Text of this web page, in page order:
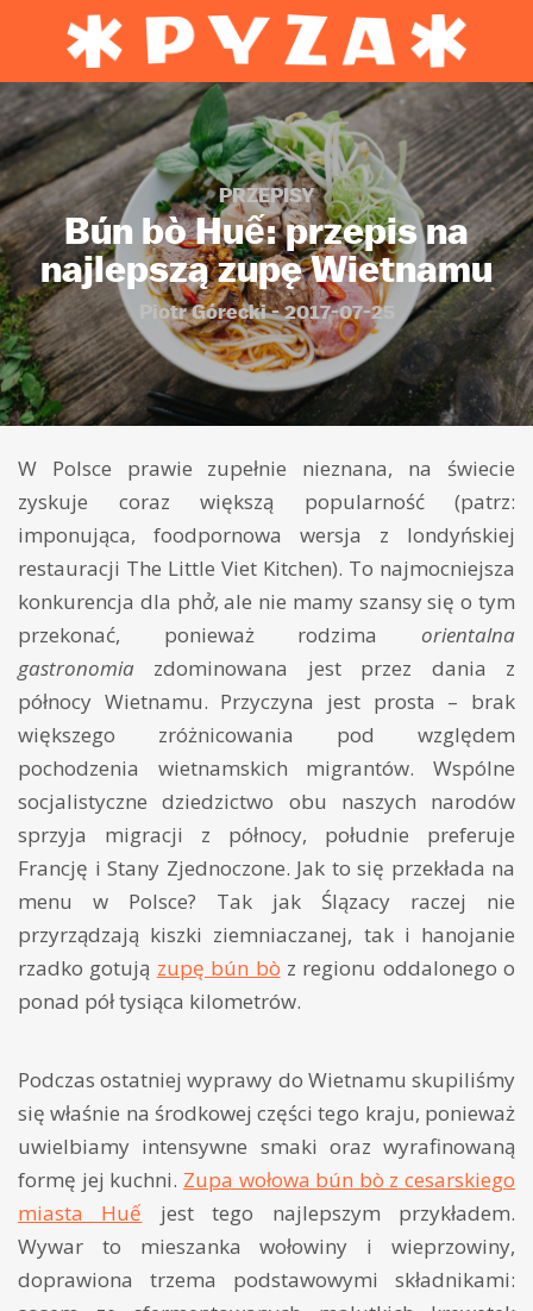
PRZEPISY
Bún bò Huế: przepis na
najlepszą zupę Wietnamu
Piotr Górecki - 2017-07-25
W Polsce prawie zupełnie nieznana, na świecie
zyskuje coraz większą popularność (patrz:
imponująca, foodpornowa wersja z londyńskiej
restauracji The Little Viet Kitchen). To najmocniejsza
konkurencja dla phở, ale nie mamy szansy się o tym
przekonać, ponieważ rodzima orientalna
gastronomia zdominowana jest przez dania z
północy Wietnamu. Przyczyna jest prosta – brak
większego zróżnicowania pod względem
pochodzenia wietnamskich migrantów. Wspólne
socjalistyczne dziedzictwo obu naszych narodów
sprzyja migracji z północy, południe preferuje
Francję i Stany Zjednoczone. Jak to się przekłada na
menu w Polsce? Tak jak Ślązacy raczej nie
przyrządzają kiszki ziemniaczanej, tak i hanojanie
rzadko gotują zupę bún bò z regionu oddalonego o
ponad pół tysiąca kilometrów.
Podczas ostatniej wyprawy do Wietnamu skupiliśmy
się właśnie na środkowej części tego kraju, ponieważ
uwielbiamy intensywne smaki oraz wyrafinowaną
formę jej kuchni. Zupa wołowa bún bò z cesarskiego
miasta Huế jest tego najlepszym przykładem.
Wywar to mieszanka wołowiny i wieprzowiny,
doprawiona trzema podstawowymi składnikami: